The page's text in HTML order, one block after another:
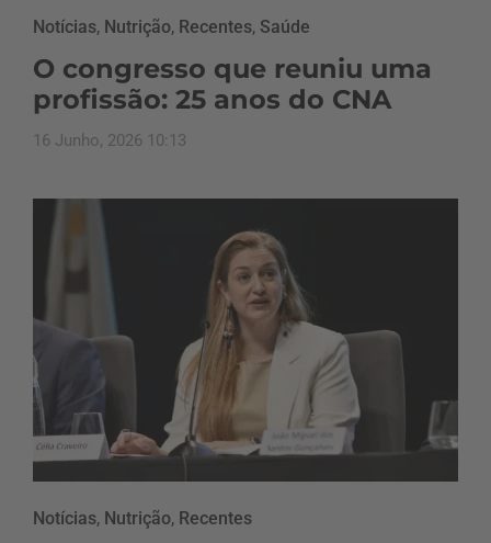
Notícias, Nutrição, Recentes, Saúde
O congresso que reuniu uma
profissão: 25 anos do CNA
16 Junho, 2026 10:13
Notícias, Nutrição, Recentes